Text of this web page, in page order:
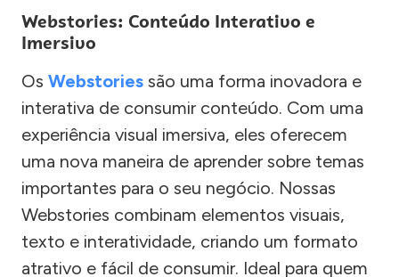
Webstories: Conteúdo Interativo e
Imersivo
Os Webstories são uma forma inovadora e
interativa de consumir conteúdo. Com uma
experiência visual imersiva, eles oferecem
uma nova maneira de aprender sobre temas
importantes para o seu negócio. Nossas
Webstories combinam elementos visuais,
texto e interatividade, criando um formato
atrativo e fácil de consumir. Ideal para quem